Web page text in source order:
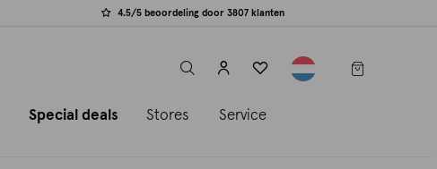
4.5/5 beoordeling door 3807 klanten
label.header.toggle
Special deals Stores Service